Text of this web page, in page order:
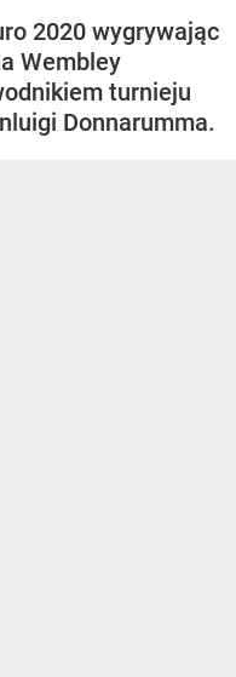
2020 wygrywając
Wembley
turnieju
Donnarumma.